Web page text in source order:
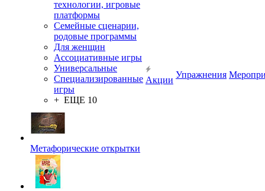
технологии, игровые
платформы
Семейные сценарии,
родовые программы
Для женщин
Ассоциативные игры
Универсальные
Специализированные
игры
+ ЕЩЕ 10
Метафорические открытки
Акции
Упражнения